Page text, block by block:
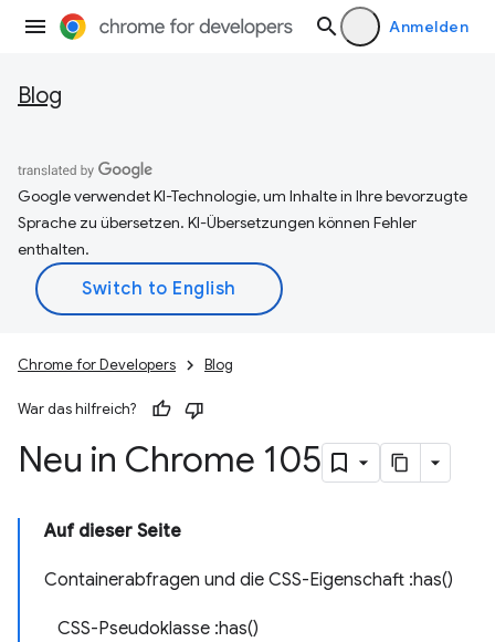
Anmelden
Blog
Google verwendet KI-Technologie, um Inhalte in Ihre bevorzugte
Sprache zu übersetzen. KI-Übersetzungen können Fehler
enthalten.
Chrome for Developers Blog
War das hilfreich?
Neu in Chrome 105
Auf dieser Seite
Containerabfragen und die CSS-Eigenschaft :has()
CSS-Pseudoklasse :has()